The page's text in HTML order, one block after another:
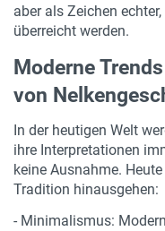
aber als Zeichen
überreicht werden.
Moderne
von
In der heutigen Welt
ihre Interpretationen
keine Ausnahme.
Tradition hinausgehen:
- Minimalismus: